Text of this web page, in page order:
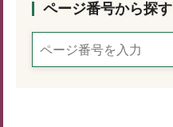
ページ番号から探す